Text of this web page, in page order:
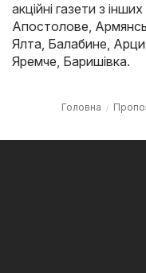
акційні газети з інших
Апостолове,
Ялта, Балабине,
Яремче, Баришівка.
Головна